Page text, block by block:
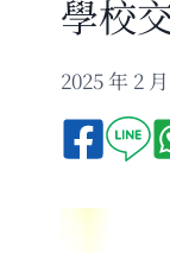
學校
2025 年 2